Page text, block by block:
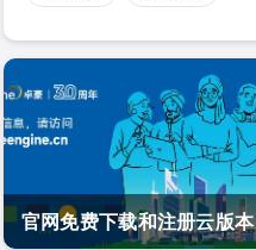
官网免费下载和注册云版本